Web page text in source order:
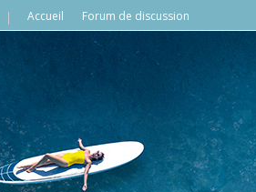
Accueil Forum de discussion